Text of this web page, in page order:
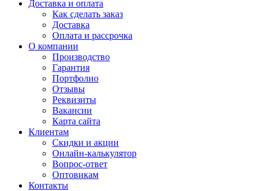
Доставка и оплата
Как сделать заказ
Доставка
Оплата и рассрочка
О компании
Производство
Гарантия
Портфолио
Отзывы
Реквизиты
Вакансии
Карта сайта
Клиентам
Скидки и акции
Онлайн-калькулятор
Вопрос-ответ
Оптовикам
Контакты